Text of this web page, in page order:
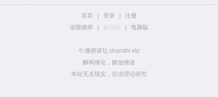
首页 登录
注册
追随缠师
触屏版 电脑版
© 缠师讲坛 chanshi.vip
解构缠论，解放缠迷
本站无关现实，仅供理论研究